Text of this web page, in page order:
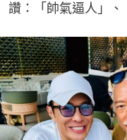
讚：「帥氣逼人」、